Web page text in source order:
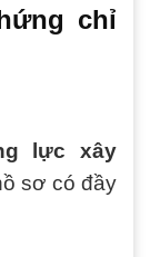
chỉ
lực xây
sơ có đầy